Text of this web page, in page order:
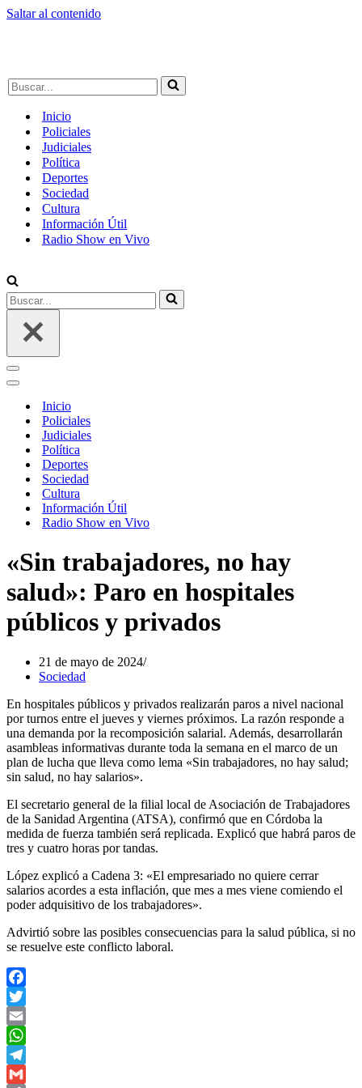
Saltar al contenido
Buscar...
Inicio
Policiales
Judiciales
Política
Deportes
Sociedad
Cultura
Información Útil
Radio Show en Vivo
Buscar...
Menú
de
Menú
navegación
Inicio
Policiales
Judiciales
Política
Deportes
Sociedad
Cultura
Información Útil
Radio Show en Vivo
«Sin trabajadores, no hay
salud»: Paro en hospitales
públicos y privados
21 de mayo de 2024
Sociedad
En hospitales públicos y privados realizarán paros a nivel nacional
por turnos entre el jueves y viernes próximos. La razón responde a
una demanda por la recomposición salarial. Además, desarrollarán
asambleas informativas durante toda la semana en el marco de un
plan de lucha que lleva como lema «Sin trabajadores, no hay salud;
sin salud, no hay salarios».
El secretario general de la filial local de Asociación de Trabajadores
de la Sanidad Argentina (ATSA), confirmó que en Córdoba la
medida de fuerza también será replicada. Explicó que habrá paros de
tres y cuatro horas por tandas.
López explicó a Cadena 3: «El empresariado no quiere cerrar
salarios acordes a esta inflación, que mes a mes viene comiendo el
poder adquisitivo de los trabajadores».
Advirtió sobre las posibles consecuencias para la salud pública, si no
se resuelve este conflicto laboral.
Facebook
Twitter
Email
WhatsApp
Telegram